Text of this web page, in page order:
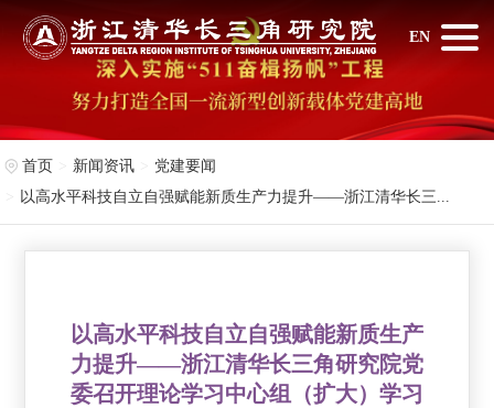
EN
首页 新闻资讯
党建要闻
以高水平科技自立自强赋能新质生产力提升——浙江清华长三...
以高水平科技自立自强赋能新质生产
力提升——浙江清华长三角研究院党
委召开理论学习中心组（扩大）学习